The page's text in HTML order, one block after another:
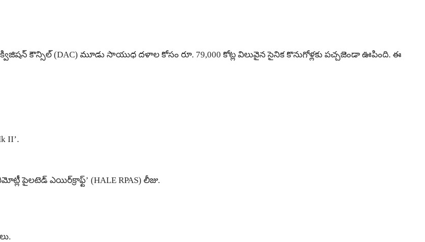
కౌన్సిల్ (DAC) మూడు సాయుధ దళాల కోసం రూ. 79,000 కోట్ల విలువైన సైనిక కొనుగోళ్లకు పచ్చజెండా ఊపింది. ఈ
II’.
ఎయిర్‌క్రాఫ్ట్’ (HALE RPAS) లీజు.